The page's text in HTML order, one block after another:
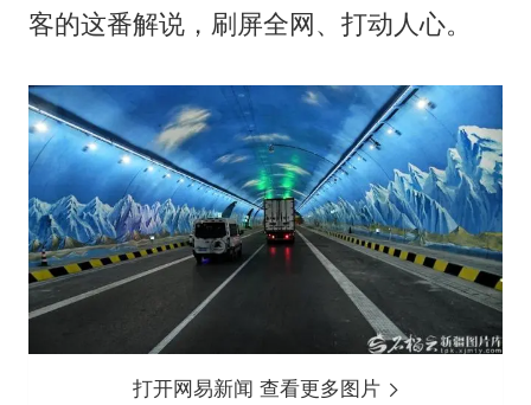
客的这番解说，刷屏全网、打动人心。
打开网易新闻 查看更多图片